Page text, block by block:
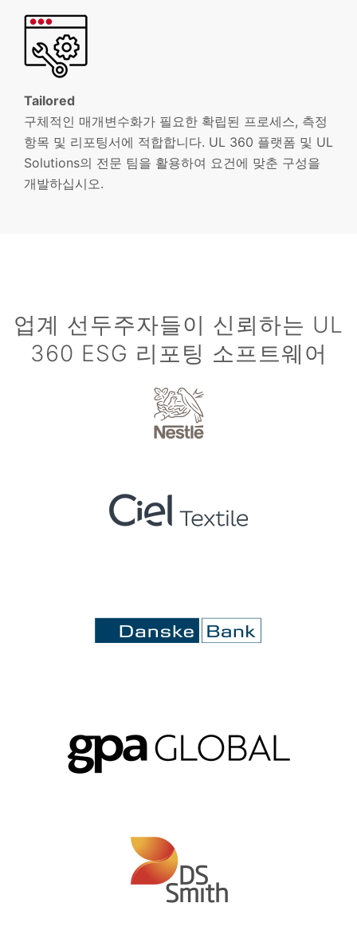
Tailored
구체적인 매개변수화가 필요한 확립된 프로세스, 측정
항목 및 리포팅서에 적합합니다. UL 360 플랫폼 및 UL
Solutions의 전문 팀을 활용하여 요건에 맞춘 구성을
개발하십시오.
업계 선두주자들이 신뢰하는 UL
360 ESG 리포팅 소프트웨어